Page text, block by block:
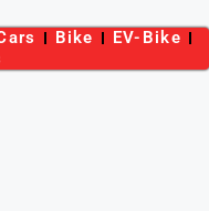
Bike
EV-Bike